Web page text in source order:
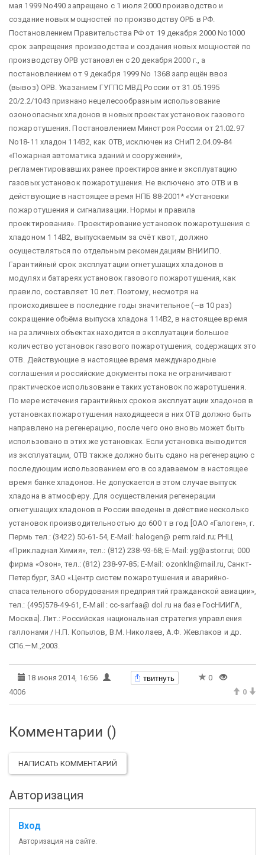
мая 1999 No490 запрещено с 1 июля 2000 производство и
создание новых мощностей по производству ОРБ в РФ.
Постановлением Правительства РФ от 19 декабря 2000 No1000
срок запрещения производства и создания новых мощностей по
производству ОРВ установлен с 20 декабря 2000 г., а
постановлением от 9 декабря 1999 No 1368 запрещён ввоз
(вывоз) ОРВ. Указанием ГУГПС МВД России от 31.05.1995
20/2.2/1043 признано нецелесообразным использование
озоноопасных хладонов в новых проектах установок газового
пожаротушения. Постановлением Минстроя России от 21.02.97
No18-11 хладон 114В2, как ОТВ, исключен из СНиП 2.04.09-84
«Пожарная автоматика зданий и сооружений»,
регламентировавших ранее проектирование и эксплуатацию
газовых установок пожаротушения. Не включено это ОТВ и в
действующие в настоящее время НПБ 88-2001* «Установки
пожаротушения и сигнализации. Нормы и правила
проектирования». Проектирование установок пожаротушения с
хладоном 1 14В2, выпускаемым за счёт квот, должно
осуществляться по отдельным рекомендациям ВНИИПО.
Гарантийный срок эксплуатации огнетушащих хладонов в
модулях и батареях установок газового пожаротушения, как
правило, составляет 10 лет. Поэтому, несмотря на
происходившее в последние годы значительное (~в 10 раз)
сокращение объёма выпуска хладона 114В2, в настоящее время
на различных объектах находится в эксплуатации большое
количество установок газового пожаротушения, содержащих это
ОТВ. Действующие в настоящее время международные
соглашения и российские документы пока не ограничивают
практическое использование таких установок пожаротушения.
По мере истечения гарантийных сроков эксплуатации хладонов в
установках пожаротушения находящееся в них ОТВ должно быть
направлено на регенерацию, после чего оно вновь может быть
использовано в этих же установках. Если установка выводится
из эксплуатации, ОТВ также должно быть сдано на регенерацию с
последующим использованием его в создаваемом в настоящее
время банке хладонов. Не допускается в этом случае выпуск
хладона в атмосферу. Для осуществления регенерации
огнетушащих хладонов в России введены в действие несколько
установок производительностью до 600 т в год [ОАО «Галоген», г.
Пермь тел.: (3422) 50-61-54, Е-Маil: halogen@ perm.raid.ru; РНЦ
«Прикладная Химия», тел.: (812) 238-93-68; Е-Маil: уg@astor.rui; 000
фирма «Озон», тел.: (812) 238-97-85; Е-Маil: ozonkln@mail.ru, Санкт-
Петербург, ЗАО «Центр систем пожаротушения и аварийно-
спасательного оборудования предприятий гражданской авиации»,
тел.: (495)578-49-61, Е-Маil : cc-sarfaa@ dol.ru на базе ГосНИИГА,
Москва]. Лит.: Российская национальная стратегия управления
галлонами / Н.П. Копылов, В.М. Николаев, А.Ф. Жевлаков и др.
СП6.—М.,2003.
18 июня 2014, 16:56 твитнуть
0
4006
0
Комментарии ()
НАПИСАТЬ КОММЕНТАРИЙ
Авторизация
Вход
Авторизация на сайте.